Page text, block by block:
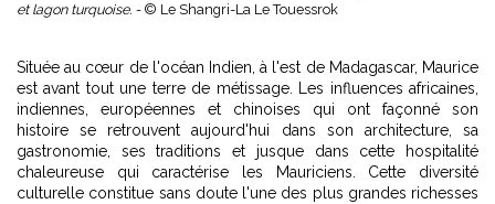
et lagon turquoise. - © Le Shangri-La Le Touessrok
Située au cœur de l'océan Indien, à l'est de Madagascar, Maurice
est avant tout une terre de métissage. Les influences africaines,
indiennes, européennes et chinoises qui ont façonné son
histoire se retrouvent aujourd'hui dans son architecture, sa
gastronomie, ses traditions et jusque dans cette hospitalité
chaleureuse qui caractérise les Mauriciens. Cette diversité
culturelle constitue sans doute l'une des plus grandes richesses